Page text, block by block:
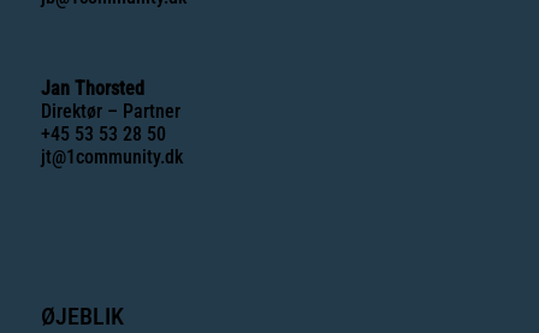
Jan Thorsted
Direktør – Partner
+45 53 53 28 50
jt@1community.dk
ØJEBLIK